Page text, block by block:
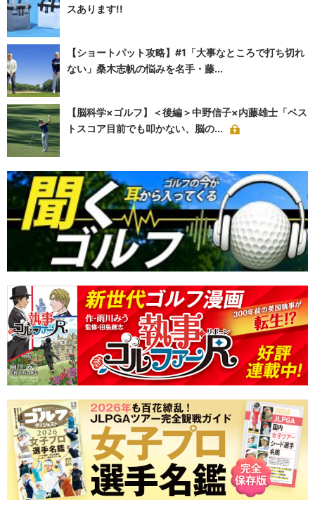
スあります!!
【ショートパット攻略】#1「大事なところで打ち切れ
ない」桑木志帆の悩みを名手・藤...
【脳科学×ゴルフ】＜後編＞中野信子×内藤雄士「ベス
トスコア目前でも叩かない、脳の...